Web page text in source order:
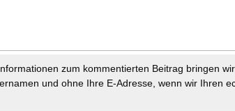
zum kommentierten Beitrag bringen wir
und ohne Ihre E-Adresse, wenn wir Ihren